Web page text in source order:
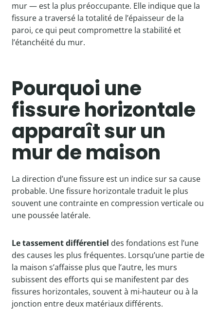
mur — est la plus préoccupante. Elle indique que la
fissure a traversé la totalité de l’épaisseur de la
paroi, ce qui peut compromettre la stabilité et
l’étanchéité du mur.
Pourquoi une
fissure horizontale
apparaît sur un
mur de maison
La direction d’une fissure est un indice sur sa cause
probable. Une fissure horizontale traduit le plus
souvent une contrainte en compression verticale ou
une poussée latérale.
Le tassement différentiel des fondations est l’une
des causes les plus fréquentes. Lorsqu’une partie de
la maison s’affaisse plus que l’autre, les murs
subissent des efforts qui se manifestent par des
fissures horizontales, souvent à mi-hauteur ou à la
jonction entre deux matériaux différents.